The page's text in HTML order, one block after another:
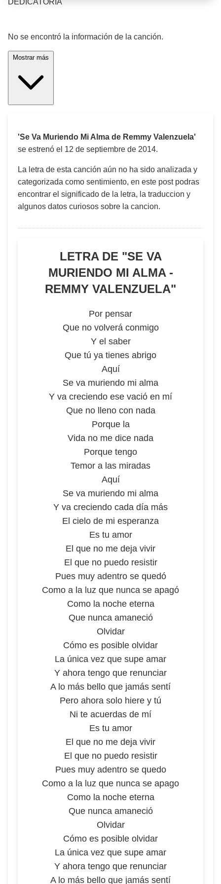
DEDICATORIA
No se encontró la información de la canción.
'Se Va Muriendo Mi Alma de Remmy Valenzuela'
se estrenó el 12 de septiembre de 2014.
La letra de esta canción aún no ha sido analizada y
categorizada como sentimiento, en este post podras
encontrar el significado de la letra, la traduccion y
algunos datos curiosos sobre la cancion.
LETRA DE "SE VA
MURIENDO MI ALMA -
REMMY VALENZUELA"
Por pensar
Que no volverá conmigo
Y el saber
Que tú ya tienes abrigo
Aquí
Se va muriendo mi alma
Y va creciendo ese vació en mí
Que no lleno con nada
Porque la
Vida no me dice nada
Porque tengo
Temor a las miradas
Aquí
Se va muriendo mi alma
Y va creciendo cada día más
El cielo de mi esperanza
Es tu amor
El que no me deja vivir
El que no puedo resistir
Pues muy adentro se quedó
Como a la luz que nunca se apagó
Como la noche eterna
Que nunca amaneció
Olvidar
Cómo es posible olvidar
La única vez que supe amar
Y ahora tengo que renunciar
A lo más bello que jamás sentí
Pero ahora solo hiere y tú
Ni te acuerdas de mí
Es tu amor
El que no me deja vivir
El que no puedo resistir
Pues muy adentro se quedo
Como a la luz que nunca se apago
Como la noche eterna
Que nunca amaneció
Olvidar
Cómo es posible olvidar
La única vez que supe amar
Y ahora tengo que renunciar
A lo más bello que jamás sentí